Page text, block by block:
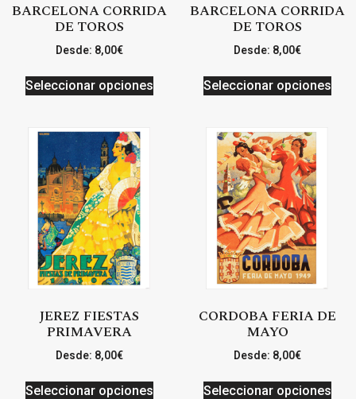
BARCELONA CORRIDA
DE TOROS
Desde: 8,00€
Seleccionar opciones
BARCELONA CORRIDA
DE TOROS
Desde: 8,00€
Seleccionar opciones
JEREZ FIESTAS
PRIMAVERA
Desde: 8,00€
Seleccionar opciones
CORDOBA FERIA DE
MAYO
Desde: 8,00€
Seleccionar opciones